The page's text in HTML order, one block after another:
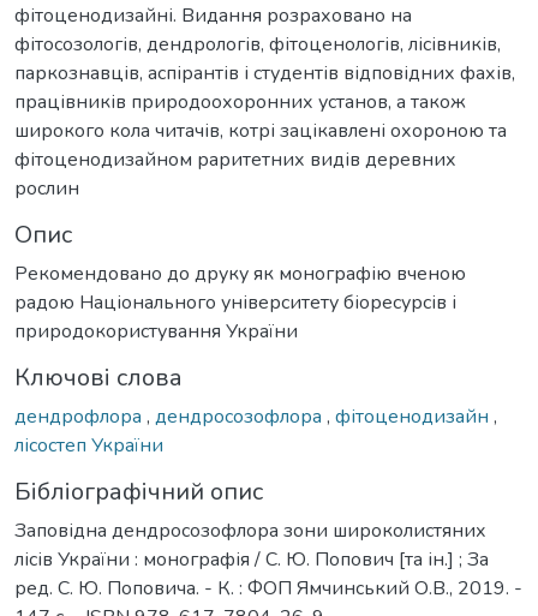
фітоценодизайні. Видання розраховано на
фітосозологів, дендрологів, фітоценологів, лісівників,
паркознавців, аспірантів і студентів відповідних фахів,
працівників природоохоронних установ, а також
широкого кола читачів, котрі зацікавлені охороною та
фітоценодизайном раритетних видів деревних
рослин
Опис
Рекомендовано до друку як монографію вченою
радою Національного університету біоресурсів і
природокористування України
Ключові слова
дендрофлора , дендросозофлора , фітоценодизайн ,
лісостеп України
Бібліографічний опис
Заповідна дендросозофлора зони широколистяних
лісів України : монографія / С. Ю. Попович [та ін.] ; За
ред. С. Ю. Поповича. - К. : ФОП Ямчинський О.В., 2019. -